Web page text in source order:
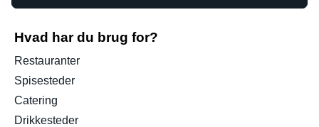
Hvad har du brug for?
Restauranter
Spisesteder
Catering
Drikkesteder